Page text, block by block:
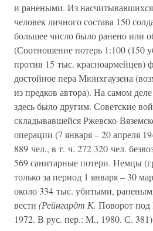
и ранеными. Из насчитывавшихся
человек личного состава 150
большее число было ранено или
(Соотношение потерь 1:100 (150
против 15 тыс. красноармейцев)
достойное пера Мюнхгаузена
из предков автора). На самом
здесь было другим. Советские
складывавшейся Ржевско-
операции (7 января – 20 апреля
889 чел., в т. ч. 272 320 чел.
569 санитарные потери. Немцы
только за период 1 января – 30
около 334 тыс. убитыми,
вести (Рейнгардт К. Поворот
1972. В рус. пер.: М., 1980. С.